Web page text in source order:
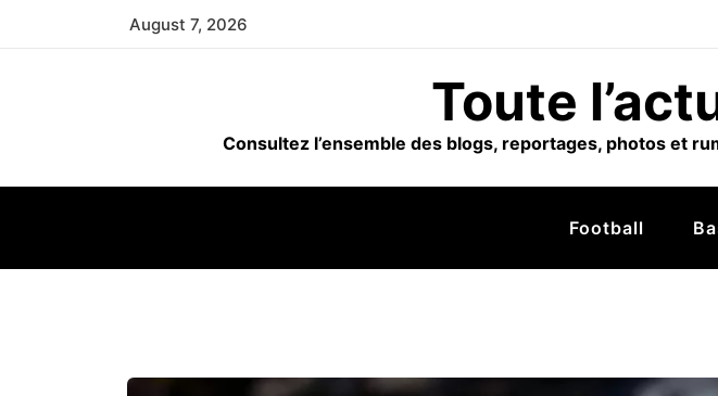
August 7, 2026
Toute
Consultez l’ensemble des blogs, reportages, photos et
Football